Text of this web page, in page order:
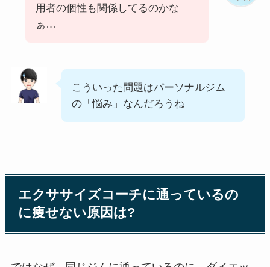
用者の個性も関係してるのかな
ぁ…
こういった問題はパーソナルジム
の「悩み」なんだろうね
エクササイズコーチに通っているの
に痩せない原因は?